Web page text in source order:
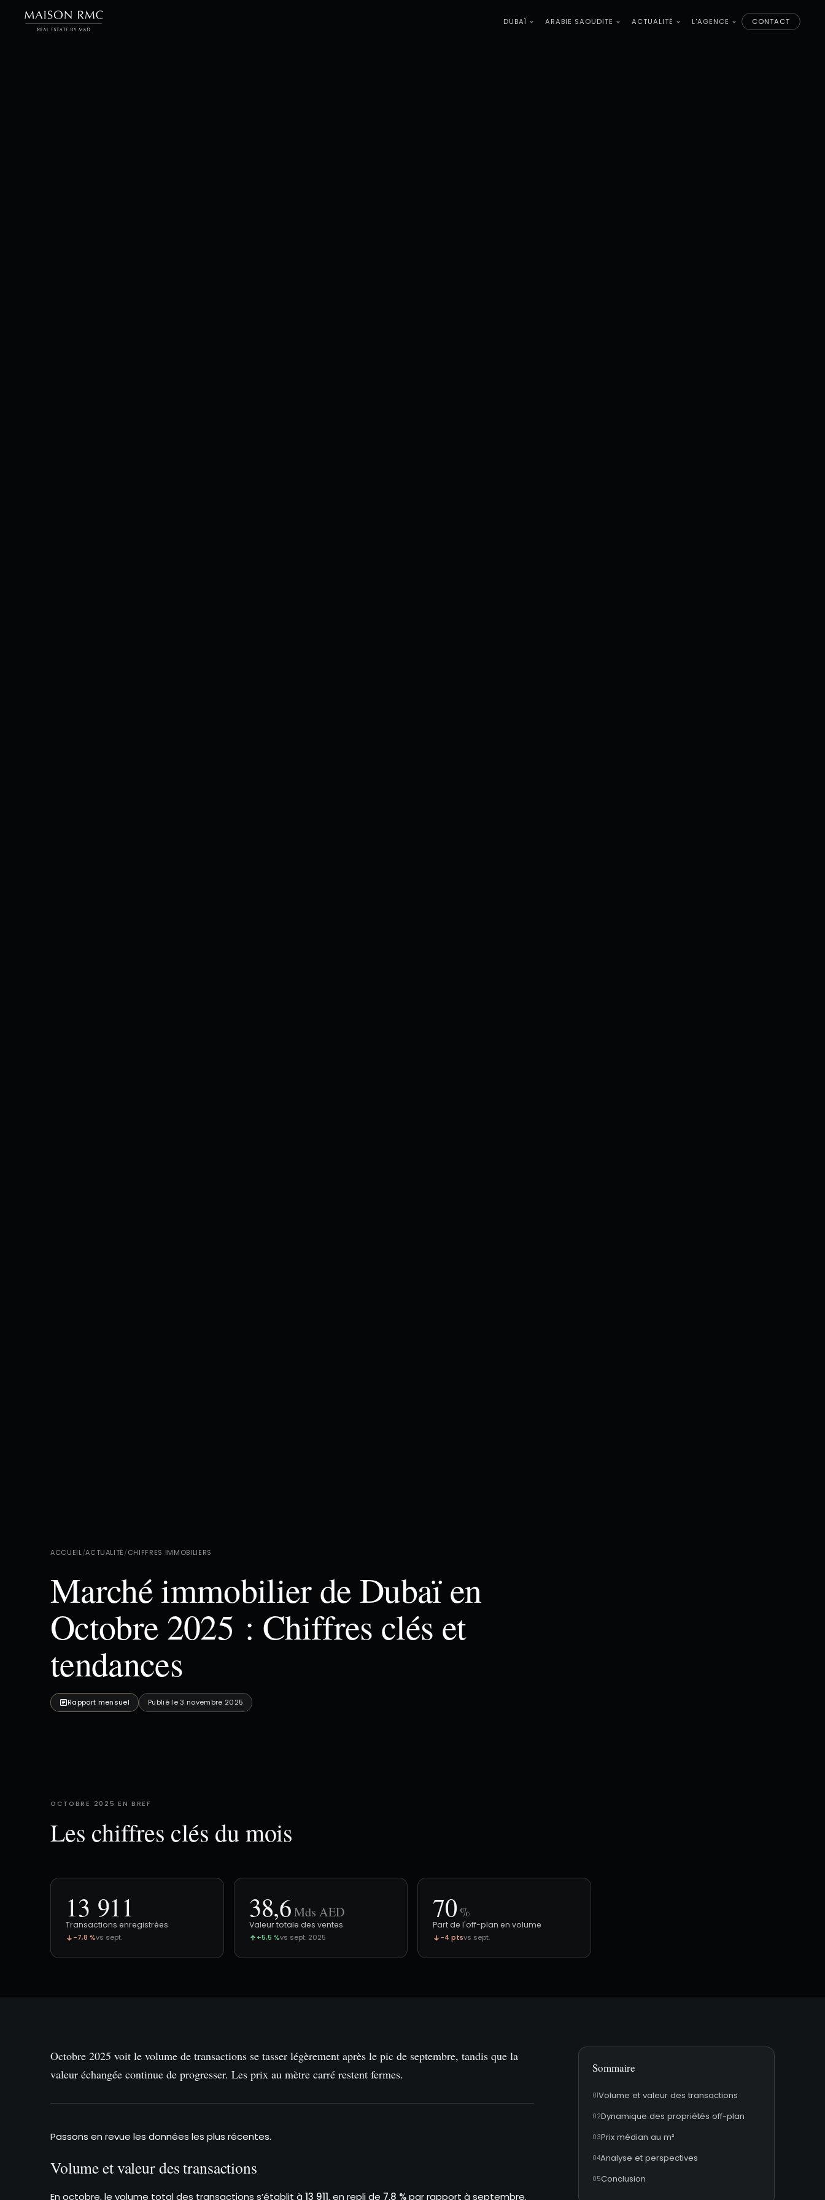
DUBAÏ ARABIE SAOUDITE ACTUALITÉ L'AGENCE CONTACT
ACCUEIL/ACTUALITÉ / CHIFFRES IMMOBILIERS
Marché immobilier de Dubaï en
Octobre 2025 : Chiffres clés et
tendances
Rapport mensuel Publié le 3 novembre 2025
OCTOBRE 2025 EN BREF
Les chiffres clés du mois
13 911
Transactions enregistrées
-7,8 %vs sept.
38,6Mds AED
Valeur totale des ventes
+5,5 %vs sept. 2025
70 %
Part de l'off-plan en volume
-4 ptsvs sept.
Octobre 2025 voit le volume de transactions se tasser légèrement après le pic de septembre, tandis que la
valeur échangée continue de progresser. Les prix au mètre carré restent fermes.
Passons en revue les données les plus récentes.
Volume et valeur des transactions
En octobre, le volume total des transactions s’établit à 13 911, en repli de 7,8 %par rapport à septembre.
Sommaire
Volume et valeur des transactions
Dynamique des propriétés off-plan
Prix médian au m²
Analyse et perspectives
Conclusion